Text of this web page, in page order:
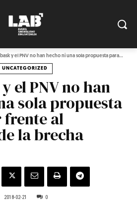
y el PNV no han hecho ni una sola propuesta para...
UNCATEGORIZED
el PNV no han
sola propuesta
frente al
la brecha
2018-02-21 0